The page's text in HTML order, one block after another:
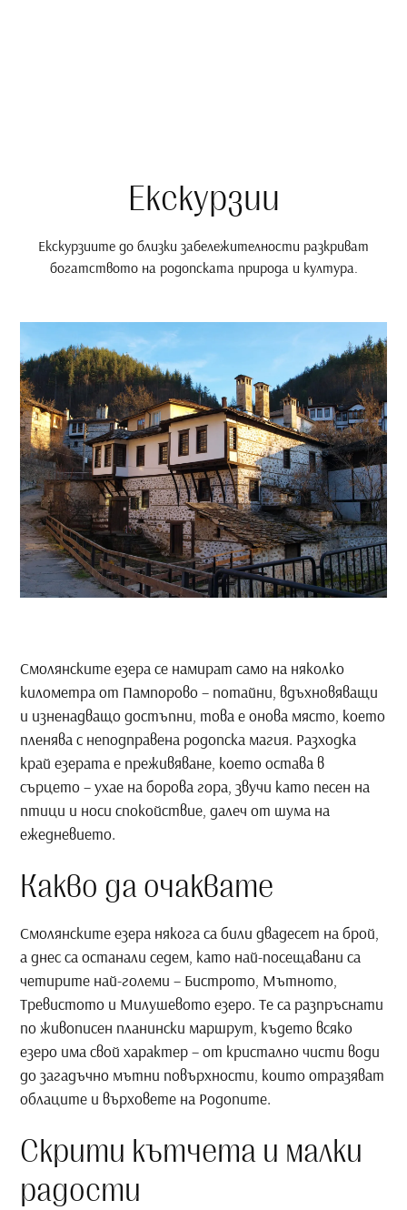
Екскурзии
Екскурзиите до близки забележителности разкриват
богатството на родопската природа и култура.
Смолянските езера се намират само на няколко
километра от Пампорово – потайни, вдъхновяващи
и изненадващо достъпни, това е онова място, което
пленява с неподправена родопска магия. Разходка
край езерата е преживяване, което остава в
сърцето – ухае на борова гора, звучи като песен на
птици и носи спокойствие, далеч от шума на
ежедневието.
Какво да очаквате
Смолянските езера някога са били двадесет на брой,
а днес са останали седем, като най-посещавани са
четирите най-големи – Бистрото, Мътното,
Тревистото и Милушевото езеро. Те са разпръснати
по живописен планински маршрут, където всяко
езеро има свой характер – от кристално чисти води
до загадъчно мътни повърхности, които отразяват
облаците и върховете на Родопите.
Скрити кътчета и малки
радости